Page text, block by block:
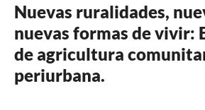
Nuevas ruralidades,
nuevas formas de vivir:
de agricultura
periurbana.